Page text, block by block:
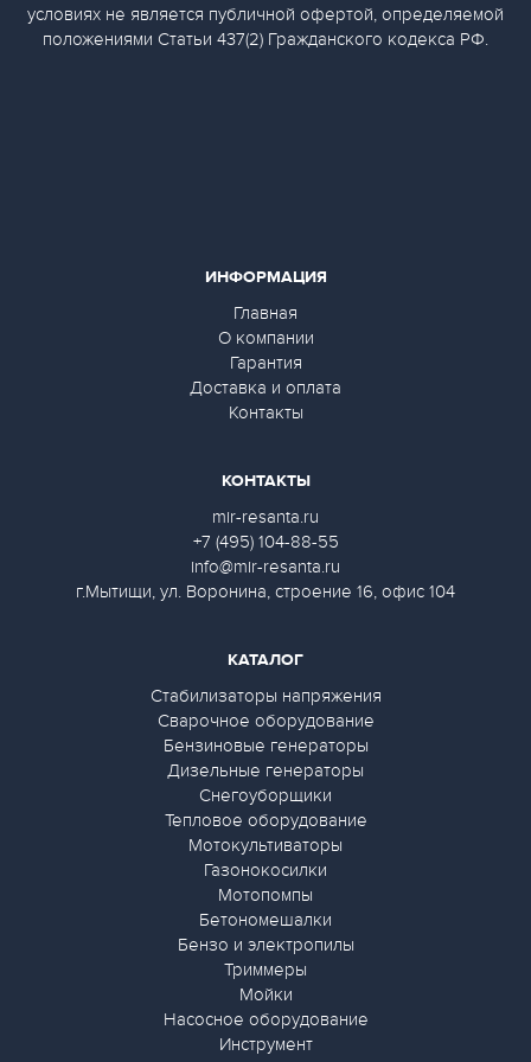
ИНФОРМАЦИЯ
Главная
О компании
Гарантия
Доставка и оплата
Контакты
КАТАЛОГ
Стабилизаторы напряжения
Сварочное оборудование
Бензиновые генераторы
Дизельные генераторы
Снегоуборщики
Тепловое оборудование
Мотокультиваторы
Газонокосилки
Мотопомпы
Бетономешалки
Бензо и электропилы
Триммеры
Мойки
Насосное оборудование
Инструмент
КОНТАКТЫ
mir-resanta.ru
+7 (495) 104-88-55
info@mir-resanta.ru
г.Мытищи, ул. Воронина, строение 16, офис 104
условиях не является публичной офертой, определяемой
положениями Статьи 437(2) Гражданского кодекса РФ.